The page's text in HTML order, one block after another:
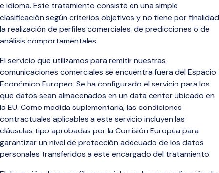
e idioma. Este tratamiento consiste en una simple
clasificación según criterios objetivos y no tiene por finalidad
la realización de perfiles comerciales, de predicciones o de
análisis comportamentales.
El servicio que utilizamos para remitir nuestras
comunicaciones comerciales se encuentra fuera del Espacio
Económico Europeo. Se ha configurado el servicio para los
que datos sean almacenados en un data center ubicado en
la EU. Como medida suplementaria,las condiciones
contractuales aplicables a este servicio incluyen las
cláusulas tipo aprobadas por la Comisión Europea para
garantizar un nivel de protección adecuado de los datos
personales transferidos a este encargado del tratamiento.